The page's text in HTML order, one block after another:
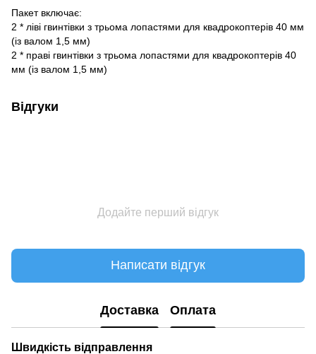
Пакет включає:
2 * ліві гвинтівки з трьома лопастями для квадрокоптерів 40 мм
(із валом 1,5 мм)
2 * праві гвинтівки з трьома лопастями для квадрокоптерів 40
мм (із валом 1,5 мм)
Відгуки
Додайте перший відгук
Написати відгук
Доставка Оплата
Швидкість відправлення